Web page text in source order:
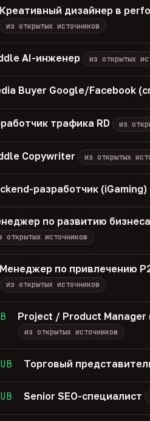
сырец каждые 30 минут —
и взносов, без обещаний
удаляется автоматически через
· вакансия live —
Креативный дизайнер в
из открытых источников
AI-инженер из открытых
Buyer Google/Facebook
трафика RD из
Copywriter из открытых
разработчик (iGaming)
по развитию
открытых источников
Менеджер по привлечению
из открытых источников
Project / Product Manager
из открытых источников
Торговый
Senior SEO-специалист